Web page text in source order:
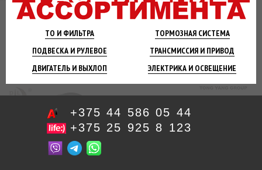
ТО И ФИЛЬТРА ТОРМОЗНАЯСИСТЕМА
ПОДВЕСКА И РУЛЕВОЕ ТРАНСМИССИЯ И ПРИВОД
ДВИГАТЕЛЬ И ВЫХЛОП ЭЛЕКТРИКА И ОСВЕЩЕНИЕ
+375 44 586 05 44
+375 25 925 8 123